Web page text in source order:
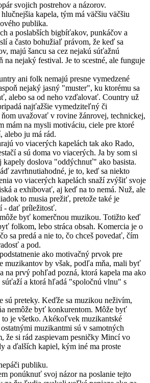
svojich postrehov a názorov.
kapela, tým má väčšiu väčšiu
publika.
a poslabších bigbíťakov, punkáčov a
a často bohužiaľ právom, že keď sa
majú šancu sa cez nejakú súťažnú
na nejaký festival. Je to scestné, ale funguje
ani folk nemajú presne vymedzené
nejaký jasný "muster", ku ktorému sa
alebo sa od neho vzďalovať. Country už
najťažšie vymedziteľný či
uvažovať v rovine žánrovej, technickej,
mám na mysli motiváciu, ciele pre ktoré
alebo ju má rád.
vo viacerých kapelách tak ako Rado,
a sú doma vo viacerých. Ja by som si
kapely doslova "oddýchnuť" ako basista.
zavrhnutiahodné, je to, keď sa niekto
vo viacerých kapelách snaží zvýšiť svoje
a exhibovať, aj keď na to nemá. Nuž, ale
to musia prežiť, pretože také je
- dať príležitosť.
byť komerčnou muzikou. Totižto keď
folkom, lebo stráca obsah. Komercia je o
sa predá a nie to, čo chceš povedať, čím
a pod.
ako motivačný prvok pre
muzikantov by však, podľa mňa, mali byť
na prvý pohľad pozná, ktorá kapela ma ako
a ktorá hľadá "spoločnú vlnu" s
sú preteky. Keďže sa muzikou neživím,
nemôže byť konkurentom. Môže byť
to je všetko. Akékoľvek muzikantské
muzikantmi sú v samotných
že si rád zaspievam pesničky Mincí vo
a ďalších kapiel, kým iné ma proste
publiku.
ponúknuť svoj názor na poslanie tejto